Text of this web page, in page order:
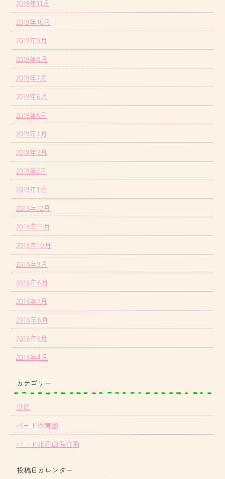
2019年11月
2019年10月
2019年9月
2019年8月
2019年7月
2019年6月
2019年5月
2019年4月
2019年3月
2019年2月
2019年1月
2018年12月
2018年11月
2018年10月
2018年9月
2018年8月
2018年7月
2018年6月
2018年5月
2018年4月
カテゴリー
日記
バード保育園
バード北花田保育園
投稿日カレンダー